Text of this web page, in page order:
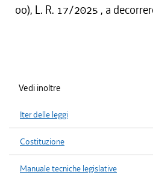
oo), L. R. 17/2025 , a
Vedi inoltre
Iter delle leggi
Costituzione
Manuale tecniche legislative